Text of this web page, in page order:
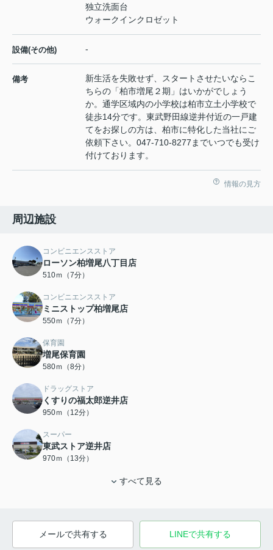
独立洗面台
ウォークインクロゼット
設備(その他) -
備考
新生活を失敗せず、スタートさせたいならこ
ちらの「柏市増尾２期」はいかがでしょう
か。通学区域内の小学校は柏市立土小学校で
徒歩14分です。東武野田線逆井付近の一戸建
てをお探しの方は、柏市に特化した当社にご
依頼下さい。047-710-8277までいつでも受け
付けております。
情報の見方
周辺施設
コンビニエンスストア
ローソン柏増尾八丁目店
510ｍ（7分）
コンビニエンスストア
ミニストップ柏増尾店
550ｍ（7分）
保育園
増尾保育園
580ｍ（8分）
ドラッグストア
くすりの福太郎逆井店
950ｍ（12分）
スーパー
東武ストア逆井店
970ｍ（13分）
すべて見る
メールで共有する LINEで共有する